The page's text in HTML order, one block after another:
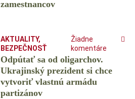
zamestnancov
AKTUALITY,
BEZPEČNOSŤ
Žiadne
komentáre
Odpútať sa od oligarchov.
Ukrajinský prezident si chce
vytvoriť vlastnú armádu
partizánov